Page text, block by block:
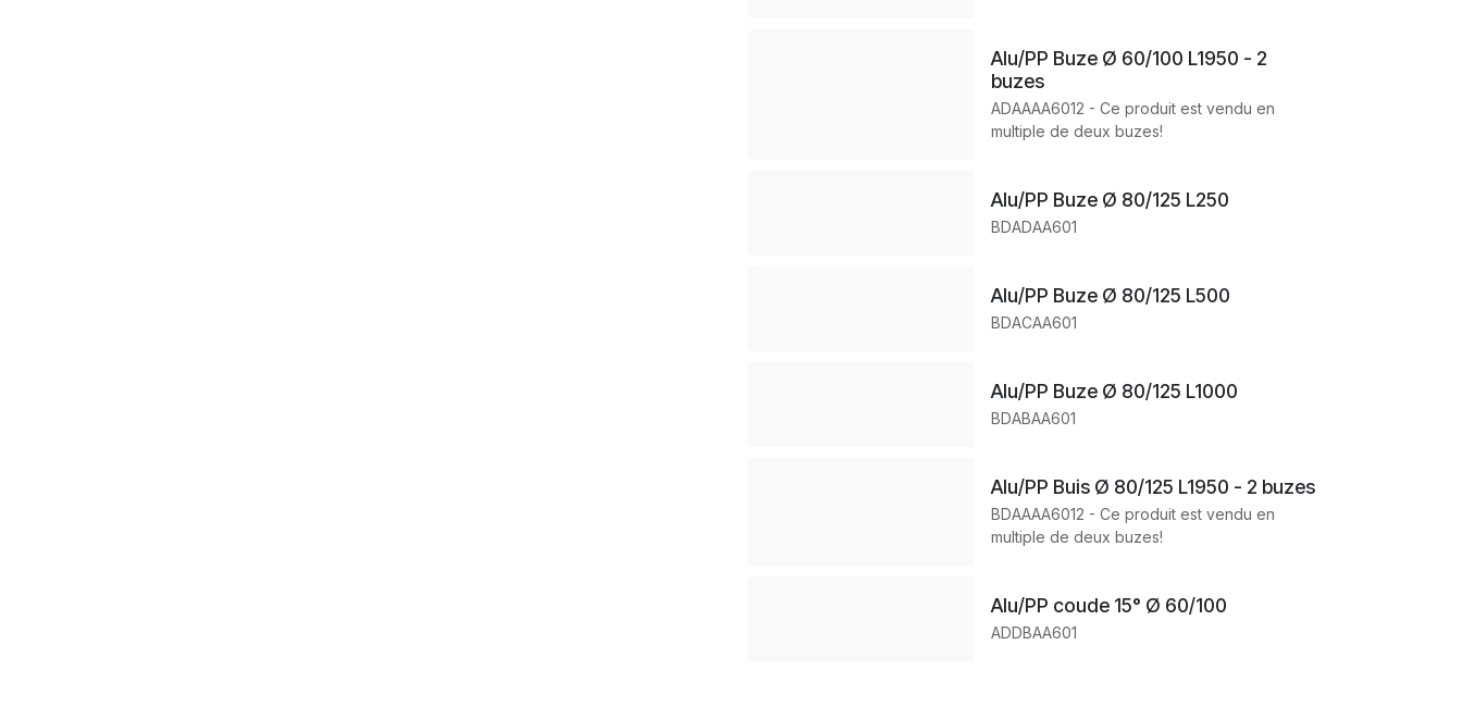
Alu/PP Buze Ø 60/100 L1950 - 2
buzes
ADAAAA6012 - Ce produit est vendu en
multiple de deux buzes!
Alu/PP Buze Ø 80/125 L250
BDADAA601
Alu/PP Buze Ø 80/125 L500
BDACAA601
Alu/PP Buze Ø 80/125 L1000
BDABAA601
Alu/PP Buis Ø 80/125 L1950 - 2 buzes
BDAAAA6012 - Ce produit est vendu en
multiple de deux buzes!
Alu/PP coude 15° Ø 60/100
ADDBAA601